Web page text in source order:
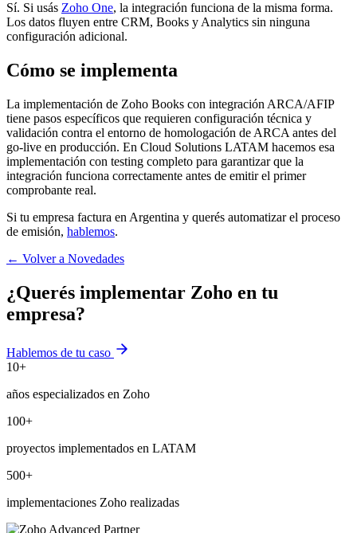
Sí. Si usás Zoho One, la integración funciona de la misma forma.
Los datos fluyen entre CRM, Books y Analytics sin ninguna
configuración adicional.
Cómo se implementa
La implementación de Zoho Books con integración ARCA/AFIP
tiene pasos específicos que requieren configuración técnica y
validación contra el entorno de homologación de ARCA antes del
go-live en producción. En Cloud Solutions LATAM hacemos esa
implementación con testing completo para garantizar que la
integración funciona correctamente antes de emitir el primer
comprobante real.
Si tu empresa factura en Argentina y querés automatizar el proceso
de emisión, hablemos.
← Volver a Novedades
¿Querés implementar Zoho en tu
empresa?
Hablemos de tu caso
10+
años especializados en Zoho
100+
proyectos implementados en LATAM
500+
implementaciones Zoho realizadas